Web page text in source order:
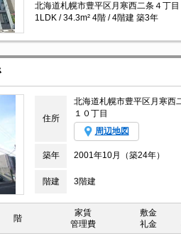
北海道札幌市豊平区月寒西二条４丁目
1LDK / 34.3m² 4階 / 4階建 築3年
住所
北海道札幌市豊平区月寒西
１０丁目
周辺地図
築年 2001年10月（築24年）
階建 3階建
階
家賃
管理費
敷金
礼金